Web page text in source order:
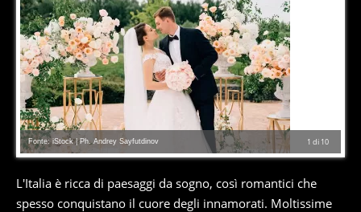
1 di 10
Fonte: iStock | Ph. Andrey Sayfutdinov
L'Italia è ricca di paesaggi da sogno, così romantici che
spesso conquistano il cuore degli innamorati. Moltissime